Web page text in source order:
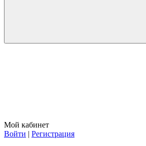
Мой кабинет
Войти | Регистрация